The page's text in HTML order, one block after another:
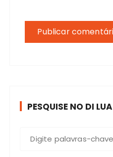
PESQUISE NO DI LUA